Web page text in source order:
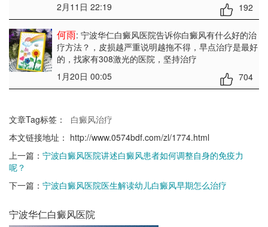
2月11日 22:19
192
何雨: 宁波华仁白癜风医院告诉你白癜风有什么好的治
疗方法？ ，皮损越严重说明越拖不得，早点治疗是最好
的，找家有308激光的医院，坚持治疗
1月20日 00:05
704
文章Tag标签：
白癜风治疗
本文链接地址： http://www.0574bdf.com/zl/1774.html
上一篇： 宁波白癜风医院讲述白癜风患者如何调整自身的免疫力
呢？
下一篇： 宁波白癜风医院医生解读幼儿白癜风早期怎么治疗
宁波华仁白癜风医院